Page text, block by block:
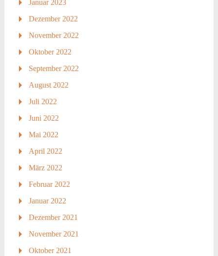
Januar 2023
Dezember 2022
November 2022
Oktober 2022
September 2022
August 2022
Juli 2022
Juni 2022
Mai 2022
April 2022
März 2022
Februar 2022
Januar 2022
Dezember 2021
November 2021
Oktober 2021